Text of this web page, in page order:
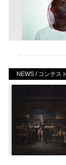
NEWS / コンテスト